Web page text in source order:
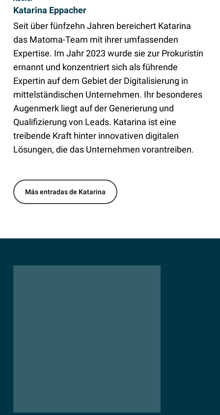
Katarina Eppacher
Seit über fünfzehn Jahren bereichert Katarina
das Matoma-Team mit ihrer umfassenden
Expertise. Im Jahr 2023 wurde sie zur Prokuristin
ernannt und konzentriert sich als führende
Expertin auf dem Gebiet der Digitalisierung in
mittelständischen Unternehmen. Ihr besonderes
Augenmerk liegt auf der Generierung und
Qualifizierung von Leads. Katarina ist eine
treibende Kraft hinter innovativen digitalen
Lösungen, die das Unternehmen vorantreiben.
Más entradas de Katarina